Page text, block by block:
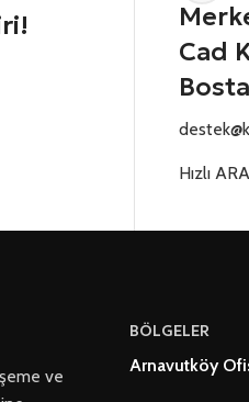
Cad
Hızlı
ve
BÖLGELER
Arnavutköy